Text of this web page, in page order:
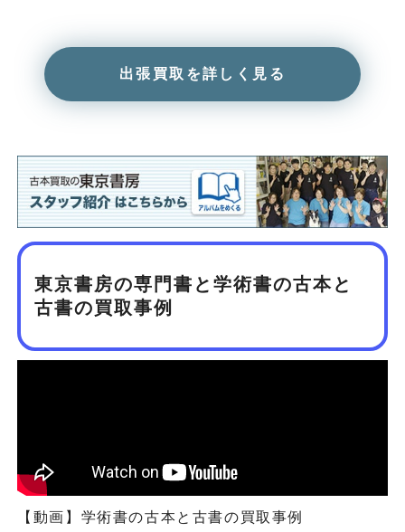
出張買取を詳しく見る
東京書房の専門書と学術書の古本と
古書の買取事例
【動画】学術書の古本と古書の買取事例